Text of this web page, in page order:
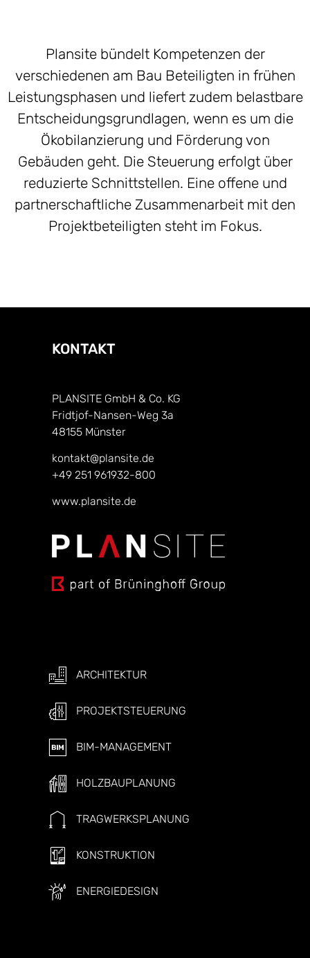
Plansite bündelt Kompetenzen der
verschiedenen am Bau Beteiligten in frühen
Leistungsphasen und liefert zudem belastbare
Entscheidungsgrundlagen, wenn es um die
Ökobilanzierung und Förderung von
Gebäuden geht. Die Steuerung erfolgt über
reduzierte Schnittstellen. Eine offene und
partnerschaftliche Zusammenarbeit mit den
Projektbeteiligten steht im Fokus.
KONTAKT
PLANSITE GmbH & Co. KG
Fridtjof-Nansen-Weg 3a
48155 Münster
kontakt@plansite.de
+49 251 961932-800
www.plansite.de
ARCHITEKTUR
PROJEKTSTEUERUNG
BIM-MANAGEMENT
HOLZBAUPLANUNG
TRAGWERKSPLANUNG
KONSTRUKTION
ENERGIEDESIGN